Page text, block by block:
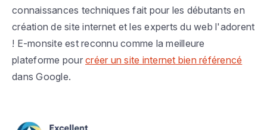
connaissances techniques fait pour les débutants en
création de site internet et les experts du web l'adorent
! E-monsite est reconnu comme la meilleure
plateforme pour créer un site internet bien référencé
dans Google.